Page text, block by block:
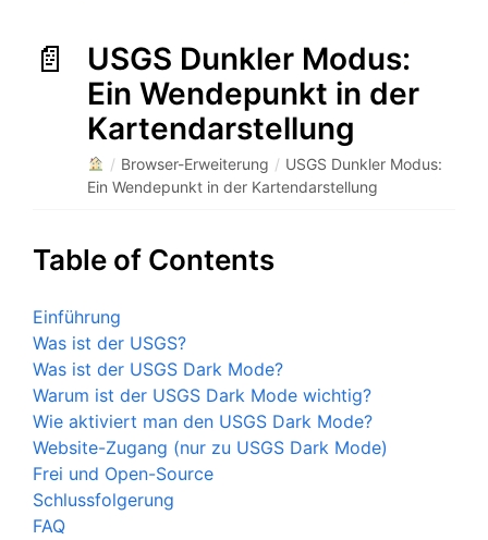
USGS Dunkler Modus:
Ein Wendepunkt in der
Kartendarstellung
/ Browser-Erweiterung / USGS Dunkler Modus:
Ein Wendepunkt in der Kartendarstellung
Table of Contents
Einführung
Was ist der USGS?
Was ist der USGS Dark Mode?
Warum ist der USGS Dark Mode wichtig?
Wie aktiviert man den USGS Dark Mode?
Website-Zugang (nur zu USGS Dark Mode)
Frei und Open-Source
Schlussfolgerung
FAQ